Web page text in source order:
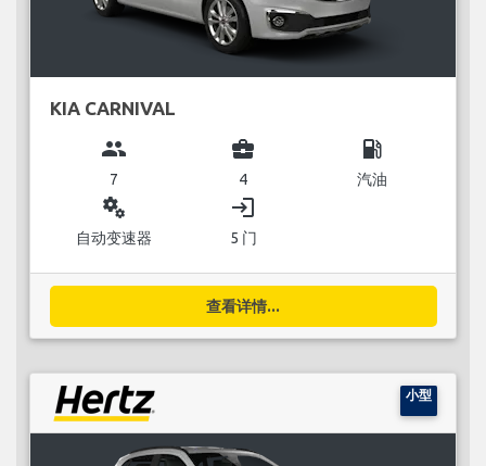
KIA CARNIVAL
group
7
business_center
4
local_gas_station
汽油
miscellaneous_services
自动变速器
login
5 门
查看详情...
小型